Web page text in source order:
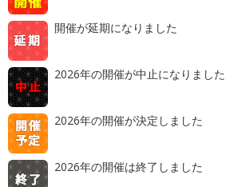
開催が延期になりました
2026年の開催が中止になりました
2026年の開催が決定しました
2026年の開催は終了しました